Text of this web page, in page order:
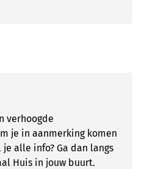
verhoogde
je in aanmerking komen
alle info? Ga dan langs
Huis in jouw buurt.